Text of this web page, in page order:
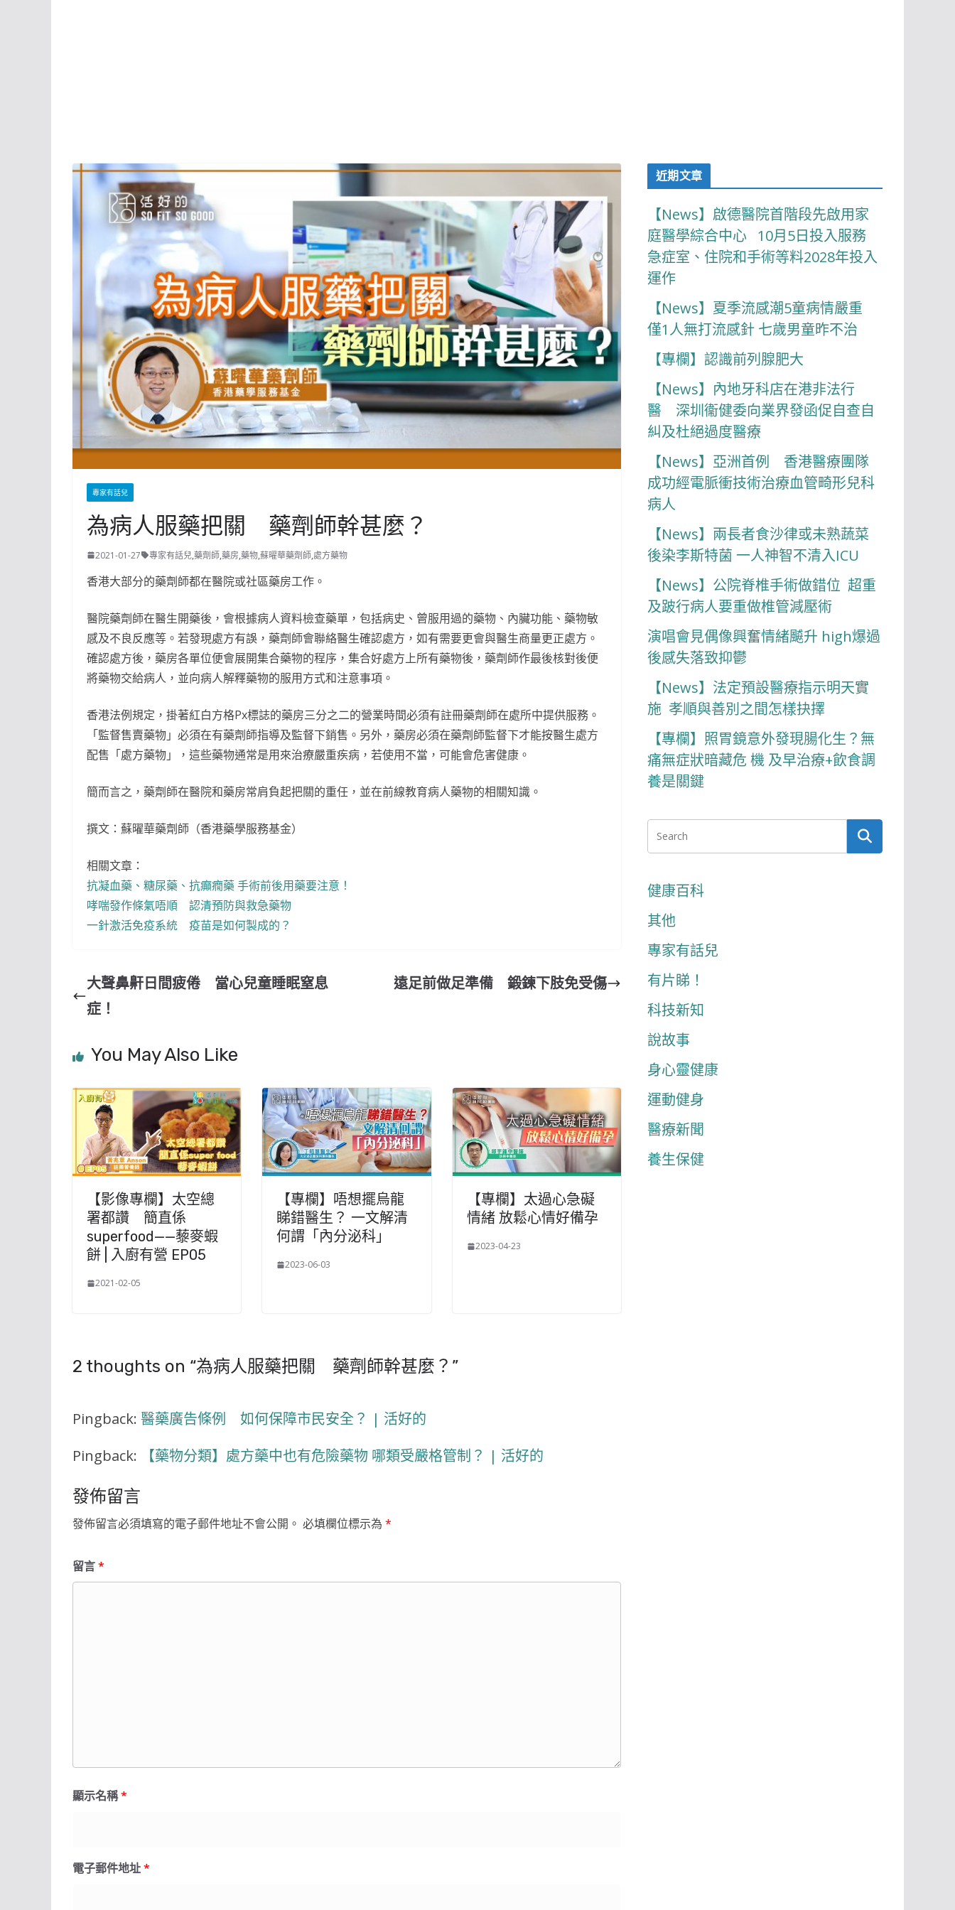
專家有話兒
為病人服藥把關 藥劑師幹甚麼？
2021-01-27 專家有話兒,藥劑師,藥房,藥物,蘇曜華藥劑師,處方藥物
香港大部分的藥劑師都在醫院或社區藥房工作。
醫院藥劑師在醫生開藥後，會根據病人資料檢查藥單，包括病史、曾服用過的藥物、內臟功能、藥物敏
感及不良反應等。若發現處方有誤，藥劑師會聯絡醫生確認處方，如有需要更會與醫生商量更正處方。
確認處方後，藥房各單位便會展開集合藥物的程序，集合好處方上所有藥物後，藥劑師作最後核對後便
將藥物交給病人，並向病人解釋藥物的服用方式和注意事項。
香港法例規定，掛著紅白方格Px標誌的藥房三分之二的營業時間必須有註冊藥劑師在處所中提供服務。
「監督售賣藥物」必須在有藥劑師指導及監督下銷售。另外，藥房必須在藥劑師監督下才能按醫生處方
配售「處方藥物」，這些藥物通常是用來治療嚴重疾病，若使用不當，可能會危害健康。
簡而言之，藥劑師在醫院和藥房常肩負起把關的重任，並在前線教育病人藥物的相關知識。
撰文：蘇曜華藥劑師（香港藥學服務基金）
相關文章：
抗凝血藥、糖尿藥、抗癲癇藥 手術前後用藥要注意！
哮喘發作條氣唔順 認清預防與救急藥物
一針激活免疫系統 疫苗是如何製成的？
大聲鼻鼾日間疲倦 當心兒童睡眠窒息
症！
遠足前做足準備 鍛鍊下肢免受傷
You May Also Like
【影像專欄】太空總
署都讚 簡直係
superfood——藜麥蝦
餅 | 入廚有營 EP05
2021-02-05
【專欄】唔想擺烏龍
睇錯醫生？ 一文解清
何謂「內分泌科」
2023-06-03
【專欄】太過心急礙
情緒 放鬆心情好備孕
2023-04-23
2 thoughts on “為病人服藥把關 藥劑師幹甚麼？ ”
Pingback: 醫藥廣告條例 如何保障市民安全？ | 活好的
Pingback:
【藥物分類】處方藥中也有危險藥物 哪類受嚴格管制？ | 活好的
發佈留言
發佈留言必須填寫的電子郵件地址不會公開。 必填欄位標示為 *
留言*
顯示名稱*
電子郵件地址*
近期文章
【News】啟德醫院首階段先啟用家
庭醫學綜合中心 10月5日投入服務
急症室、住院和手術等料2028年投入
運作
【News】夏季流感潮5童病情嚴重
僅1人無打流感針 七歲男童昨不治
【專欄】認識前列腺肥大
【News】內地牙科店在港非法行
醫 深圳衞健委向業界發函促自查自
糾及杜絕過度醫療
【News】亞洲首例 香港醫療團隊
成功經電脈衝技術治療血管畸形兒科
病人
【News】兩長者食沙律或未熟蔬菜
後染李斯特菌 一人神智不清入ICU
【News】公院脊椎手術做錯位 超重
及跛行病人要重做椎管減壓術
演唱會見偶像興奮情緒飇升 high爆過
後感失落致抑鬱
【News】法定預設醫療指示明天實
施 孝順與善別之間怎樣抉擇
【專欄】照胃鏡意外發現腸化生？無
痛無症狀暗藏危 機 及早治療+飲食調
養是關鍵
健康百科
其他
專家有話兒
有片睇！
科技新知
說故事
身心靈健康
運動健身
醫療新聞
養生保健